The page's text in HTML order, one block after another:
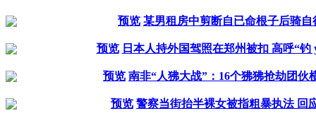
预览 某男租房中剪断自已命根子后骑自
预览 日本人持外国驾照在郑州被扣 高呼“钓
预览 南非“人狒大战”：16个狒狒抢劫团伙
预览 警察当街抬半裸女被指粗暴执法 回